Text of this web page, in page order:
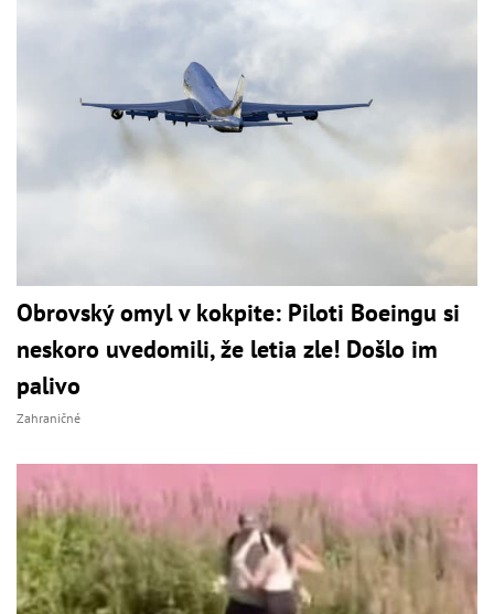
Obrovský omyl v kokpite: Piloti Boeingu si
neskoro uvedomili, že letia zle! Došlo im
palivo
Zahraničné